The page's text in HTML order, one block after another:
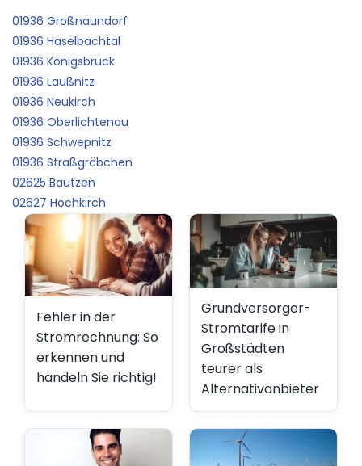
01936 Großnaundorf
01936 Haselbachtal
01936 Königsbrück
01936 Laußnitz
01936 Neukirch
01936 Oberlichtenau
01936 Schwepnitz
01936 Straßgräbchen
02625 Bautzen
02627 Hochkirch
Fehler in der
Stromrechnung: So
erkennen und
handeln Sie richtig!
Grundversorger-
Stromtarife in
Großstädten
teurer als
Alternativanbieter